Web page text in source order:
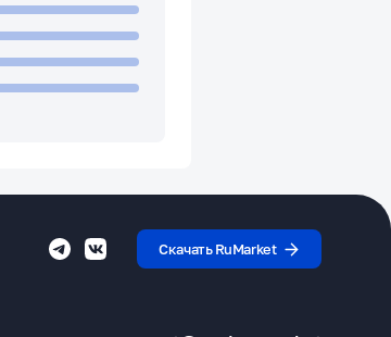
Скачать RuMarket